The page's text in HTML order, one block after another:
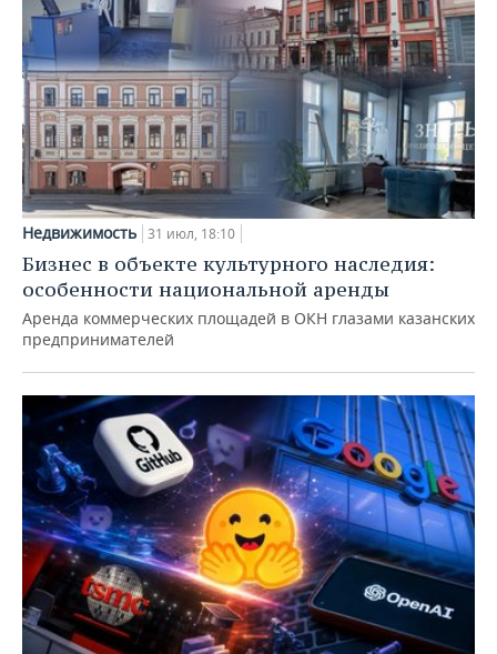
Недвижимость 31 июл, 18:10
Бизнес в объекте культурного наследия:
особенности национальной аренды
Аренда коммерческих площадей в ОКН глазами казанских
предпринимателей